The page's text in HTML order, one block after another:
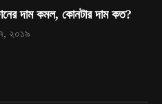
দাম কমল, কোনটার দাম কত?
২০১৯